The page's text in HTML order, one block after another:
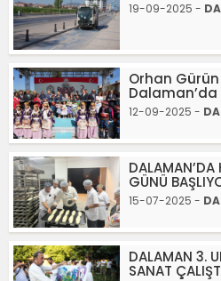
19-09-2025 -
Orhan Gürün
Dalaman’da
12-09-2025 -
DALAMAN’DA
GÜNÜ
15-07-2025 -
DALAMAN 3.
SANAT